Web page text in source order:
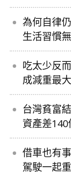
為何自律
生活習慣
吃太少反
成減重最
台灣貧富
資產差140
借車也有
駕駛一起